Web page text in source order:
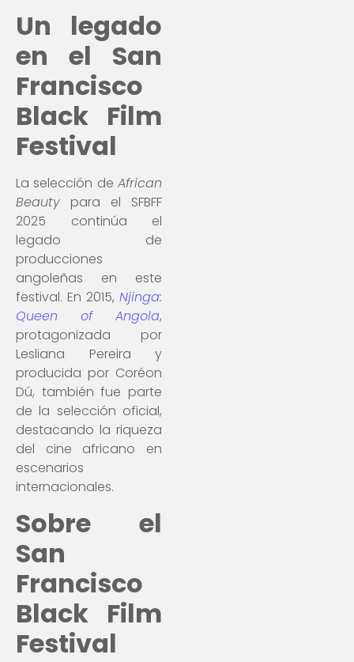
Un legado
en el San
Francisco
Black Film
Festival
La selección de African
Beauty para el SFBFF
2025 continúa el
legado de
producciones
angoleñas en este
festival. En 2015, Njinga:
Queen of Angola,
protagonizada por
Lesliana Pereira y
producida por Coréon
Dú, también fue parte
de la selección oficial,
destacando la riqueza
del cine africano en
escenarios
internacionales.
Sobre el
San
Francisco
Black Film
Festival